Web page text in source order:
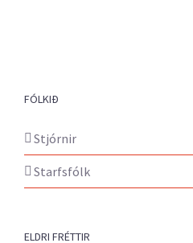
FÓLKIÐ
Stjórnir
Starfsfólk
ELDRI FRÉTTIR